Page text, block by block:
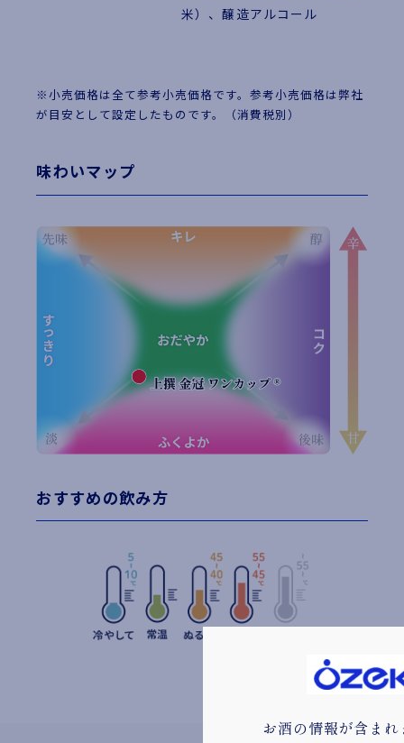
米）、醸造アルコール
※小売価格は全て参考小売価格です。参考小売価格は弊社
が目安として設定したものです。（消費税別）
味わいマップ
おすすめの飲み方
お酒の情報が含ま